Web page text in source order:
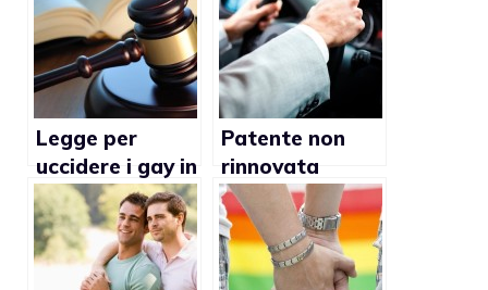
Legge per
uccidere i gay in
California?
Patente non
rinnovata
perchè gay